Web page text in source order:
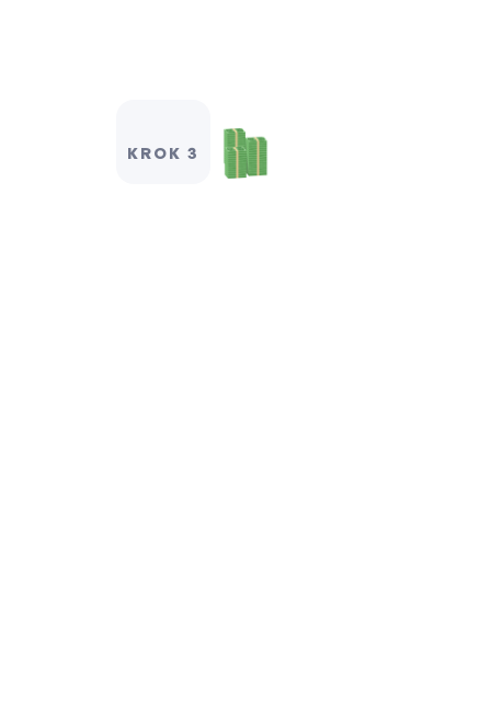
KROK 3